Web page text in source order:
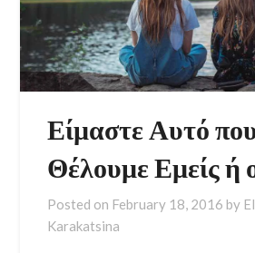
Είμαστε Αυτό
Θέλουμε Εμείς ή
Posted on February 18, 2016 by
Karakatsina